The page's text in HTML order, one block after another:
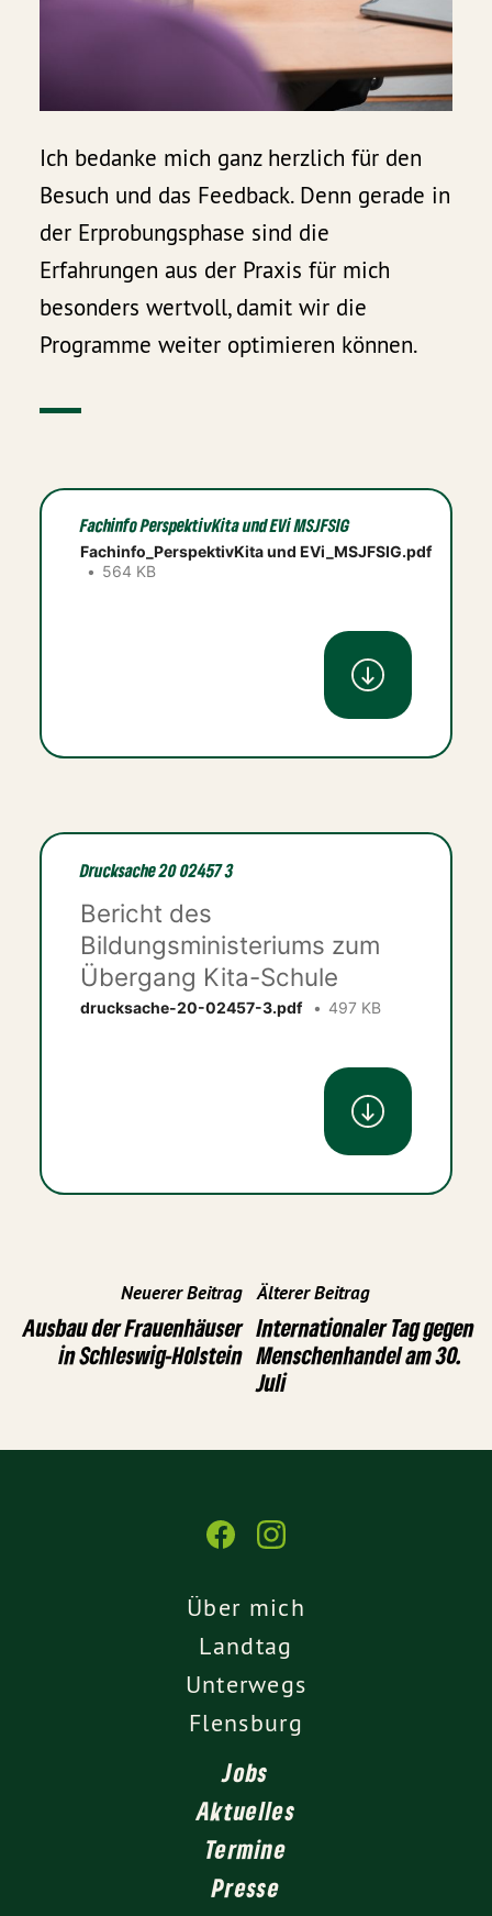
Ich bedanke mich ganz herzlich für den
Besuch und das Feedback. Denn gerade in
der Erprobungsphase sind die
Erfahrungen aus der Praxis für mich
besonders wertvoll, damit wir die
Programme weiter optimieren können.
Fachinfo PerspektivKita und EVi MSJFSIG
Fachinfo_PerspektivKita und EVi_MSJFSIG.pdf
564 KB
Drucksache 20 02457 3
Bericht des
Bildungsministeriums zum
Übergang Kita-Schule
drucksache-20-02457-3.pdf 497 KB
Neuerer Beitrag
Ausbau der Frauenhäuser
in Schleswig-Holstein
Älterer Beitrag
Internationaler Tag gegen
Menschenhandel am 30.
Juli
Über mich
Landtag
Unterwegs
Flensburg
Jobs
Aktuelles
Termine
Presse